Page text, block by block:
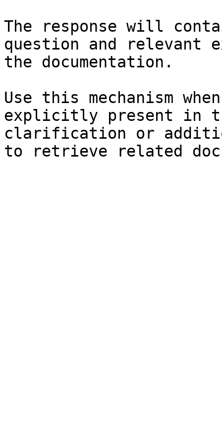
The response will
question and relevant
the documentation.
Use this mechanism
explicitly present in
clarification or